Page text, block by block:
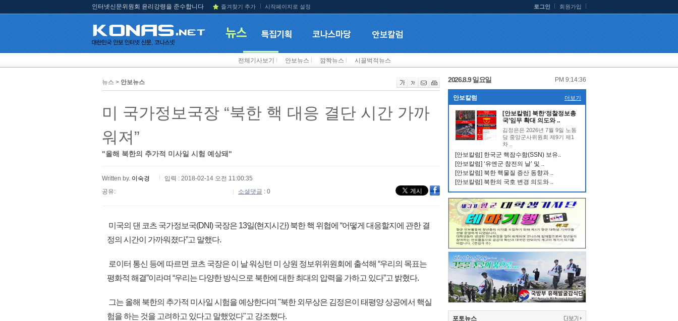
인터넷신문위원회 윤리강령을 준수합니다 즐겨찾기 추가 시작페이지로 설정 로그인 회원가입
전체기사보기 안보뉴스 깜짝뉴스 시끌벅적뉴스
뉴스 > 안보뉴스
미 국가정보국장 “북한 핵 대응 결단 시간 가까
워져”
"올해 북한의 추가적 미사일 시험 예상돼"
Written by. 이숙경
입력 : 2018-02-14 오전 11:00:35
공유:
소셜댓글 : 0
미국의 댄 코츠 국가정보국(DNI) 국장은 13일(현지시간) 북한 핵 위협에 “어떻게 대응할지에 관한 결
정의 시간이 가까워졌다”고 말했다.
로이터 통신 등에 따르면 코츠 국장은 이 날 워싱턴 미 상원 정보위위원회에 출석해 “우리의 목표는
평화적 해결”이라며 “우리는 다양한 방식으로 북한에 대한 최대의 압력을 가하고 있다”고 밝혔다.
그는 올해 북한의 추가적 미사일 시험을 예상한다며 "북한 외무상은 김정은이 태평양 상공에서 핵실
험을 하는 것을 고려하고 있다고 말했었다"고 강조했다.
2026.8.9 일요일 PM 9:14:36
안보칼럼 더보기
[안보칼럼] 북한‘정찰정보총
국’임무 확대 의도와 ..
김정은은 2026년 7월 9일 노동
당 중앙군사위원회 제9기 제1
차 ..
[안보칼럼] 한국군 핵잠수함(SSN) 보유..
[안보칼럼] ‘유엔군 참전의 날’ 및 ..
[안보칼럼] 북한 핵물질 증산 동향과 ..
[안보칼럼] 북한의 국호 변경 의도와 ..
포토뉴스